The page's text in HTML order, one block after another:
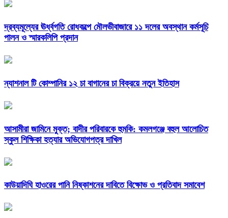
দ্রব্যমূল্যের ঊর্ধ্বগতি রোধকল্পে মৌলভীবাজারে ১১ দলের অবস্থান কর্মসূচি
পালন ও স্মারকলিপি প্রদান
ন্যাশনাল টি কোম্পানির ১২ চা বাগানের চা বিক্রয়ে নতুন ইতিহাস
আসামীরা জামিনে মুক্ত; বাদীর পরিবারকে হুমকি: কমলগঞ্জে বহুল আলোচিত
স্কুল শিক্ষিকা হত্যার অভিযোগপত্র দাখিল
কাউয়াদিঘি হাওরের পানি নিষ্কাশনের দাবিতে বিক্ষোভ ও প্রতিবাদ সমাবেশ